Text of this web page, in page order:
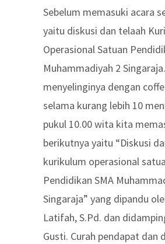
Sebelum memasuki acara
yaitu diskusi dan telaah
Operasional Satuan
Muhammadiyah 2
menyelinginya dengan
selama kurang lebih 10
pukul 10.00 wita kita
berikutnya yaitu “Diskusi
kurikulum operasional
Pendidikan SMA
Singaraja” yang dipandu
Latifah, S.Pd. dan
Gusti. Curah pendapat dan